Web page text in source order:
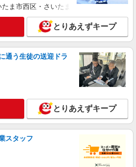
帯販売【ワイモバイル】
1400円〜1450円（経験・能力による） ※
給 ★交通費別途支給（規定あり） ゜
○。・゜+゜・。○。・゜+゜ 入社祝い金10
達を紹介頂くと, インセンテ
゜・。○。・゜+゜・。○。・゜+゜
県広島市南区の家電量販店
詳細を見る
携帯販売【ソフトバンク】
231500円〜256500円（経験・能力によ
記金額に時間外手当/インセンティブが加
与あり・時間外手当あり（平均残業時間：
）・地域手当/職能手当あり・Workstyle支
4000円/月）あり・実績によりインセンティ
ま市西区・さいたま市岩槻区・久喜市・
とりあえずキープ
通う生徒の送迎ドラ
とりあえずキープ
スタッフ